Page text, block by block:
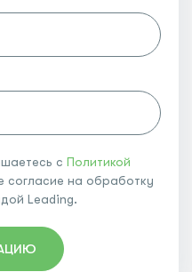
с Политикой
согласие на обработку
Leading.